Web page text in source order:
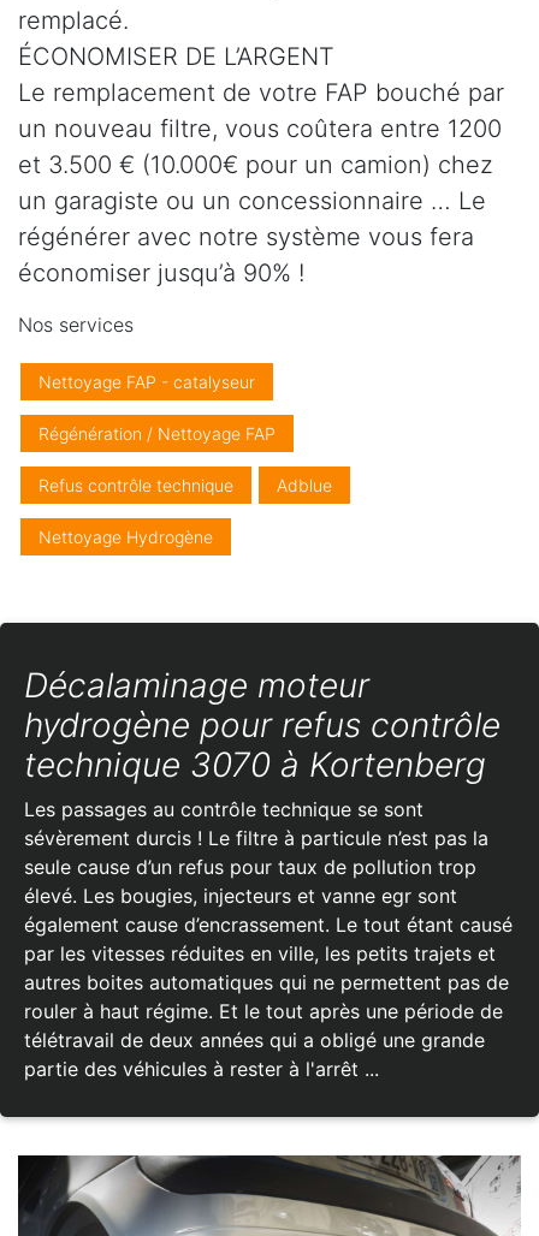
remplacé.
ÉCONOMISER DE L’ARGENT
Le remplacement de votre FAP bouché par
un nouveau filtre, vous coûtera entre 1200
et 3.500 € (10.000€ pour un camion) chez
un garagiste ou un concessionnaire … Le
régénérer avec notre système vous fera
économiser jusqu’à 90% !
Nos services
Nettoyage FAP - catalyseur
Régénération / Nettoyage FAP
Refus contrôle technique Adblue
Nettoyage Hydrogène
Décalaminage moteur
hydrogène pour refus contrôle
technique 3070 à Kortenberg
Les passages au contrôle technique se sont
sévèrement durcis ! Le filtre à particule n’est pas la
seule cause d’un refus pour taux de pollution trop
élevé. Les bougies, injecteurs et vanne egr sont
également cause d’encrassement. Le tout étant causé
par les vitesses réduites en ville, les petits trajets et
autres boites automatiques qui ne permettent pas de
rouler à haut régime. Et le tout après une période de
télétravail de deux années qui a obligé une grande
partie des véhicules à rester à l'arrêt ...